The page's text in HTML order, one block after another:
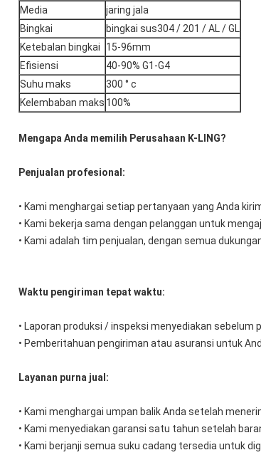
Media
jaring jala
Bingkai
bingkai sus304 / 201 / AL / GL
Ketebalan bingkai
15-96mm
Efisiensi
40-90% G1-G4
Suhu maks
300 ° c
Kelembaban maks 100%
Mengapa Anda memilih Perusahaan K-LING?
Penjualan profesional:
• Kami menghargai setiap pertanyaan yang Anda
• Kami bekerja sama dengan pelanggan untuk
• Kami adalah tim penjualan, dengan semua
Waktu pengiriman tepat waktu:
• Laporan produksi / inspeksi menyediakan sebelum
• Pemberitahuan pengiriman atau asuransi untuk
Layanan purna jual:
• Kami menghargai umpan balik Anda setelah
• Kami menyediakan garansi satu tahun setelah
• Kami berjanji semua suku cadang tersedia untuk